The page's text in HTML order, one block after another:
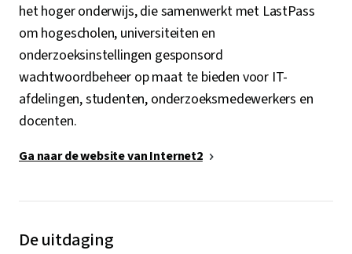
het hoger onderwijs, die samenwerkt met LastPass
om hogescholen, universiteiten en
onderzoeksinstellingen gesponsord
wachtwoordbeheer op maat te bieden voor IT-
afdelingen, studenten, onderzoeksmedewerkers en
docenten.
Ga naar de website van Internet2
De uitdaging